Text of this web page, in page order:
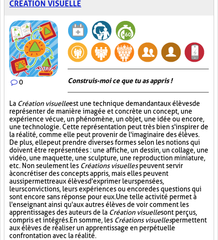
CRÉATION VISUELLE
0 Construis-moi ce que tu as appris !
La Création visuelleest une technique demandant aux élèves de
représenter de manière imagée et concrète un concept, une
expérience vécue, un phénomène, un objet, une idée ou encore,
une technologie. Cette représentation peut très bien s'inspirer de
la réalité, comme elle peut provenir de l'imaginaire des élèves.
De plus, elle peut prendre diverses formes selon les notions qui
doivent être représentées : une affiche, un dessin, un collage, une
vidéo, une maquette, une sculpture, une reproduction miniature,
etc. Non seulement les Créations visuellespeuvent servir
à concrétiser des concepts appris, mais elles peuvent
aussi permettre aux élèves d'exprimer leurs pensées,
leurs convictions, leurs expériences ou encore des questions qui
sont encore sans réponse pour eux. Une telle activité permet à
l'enseignant ainsi qu'aux autres élèves de voir comment les
apprentissages des auteurs de la Création visuellesont perçus,
compris et intégrés. En somme, les Créations visuellespermettent
aux élèves de réaliser un apprentissage en perpétuelle
confrontation avec la réalité.